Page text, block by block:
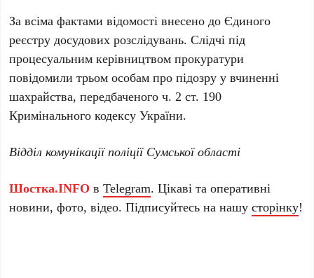
За всіма фактами відомості внесено до Єдиного
реєстру досудових розслідувань. Слідчі під
процесуальним керівництвом прокуратури
повідомили трьом особам про підозру у вчиненні
шахрайства, передбаченого ч. 2 ст. 190
Кримінального кодексу України.
Відділ комунікації поліції Сумської області
Шостка.INFO вTelegram. Цікаві та оперативні
новини, фото, відео. Підписуйтесь на нашусторінку!